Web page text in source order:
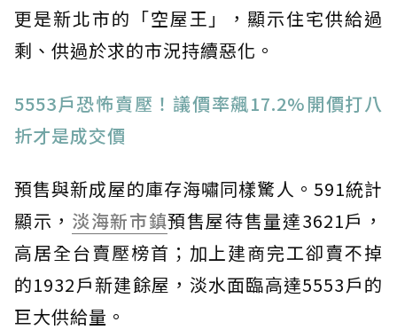
更是新北市的「空屋王」，顯示住宅供給過
剩、供過於求的市況持續惡化。
5553戶恐怖賣壓！議價率飆17.2%開價打八
折才是成交價
預售與新成屋的庫存海嘯同樣驚人。591統計
顯示， 淡海新市鎮預售屋待售量達3621戶，
高居全台賣壓榜首；加上建商完工卻賣不掉
的1932戶新建餘屋，淡水面臨高達5553戶的
巨大供給量。